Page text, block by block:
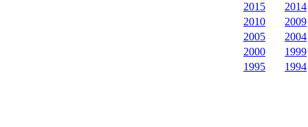
2015
2014
2010
2009
2005
2004
2000
1999
1995
1994